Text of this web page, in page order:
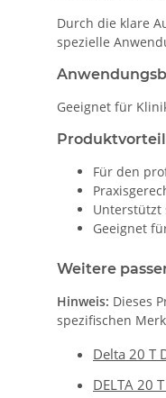
Durch die klare
spezielle
Geeignet für
Für den
Unterstützt
Geeignet
Weitere
Hinweis: Dieses
spezifischen
Delta 20 T
DELTA 20